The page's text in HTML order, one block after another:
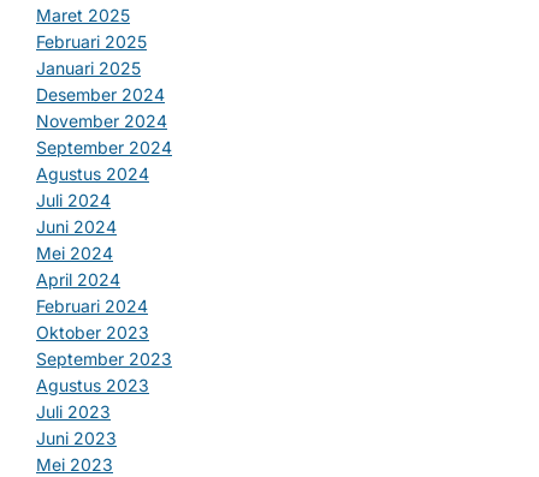
Maret 2025
Februari 2025
Januari 2025
Desember 2024
November 2024
September 2024
Agustus 2024
Juli 2024
Juni 2024
Mei 2024
April 2024
Februari 2024
Oktober 2023
September 2023
Agustus 2023
Juli 2023
Juni 2023
Mei 2023